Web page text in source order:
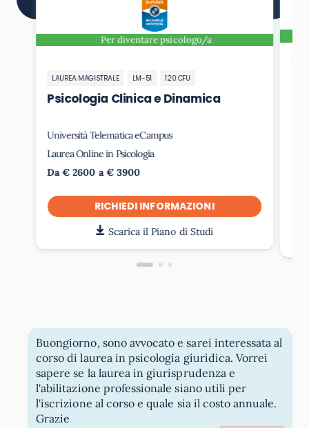
Per diventare psicologo/a
LAUREA MAGISTRALE LM-51 120 CFU
Psicologia Clinica e Dinamica
Università Telematica eCampus
Laurea Online in Psicologia
Da € 2600 a € 3900
RICHIEDI INFORMAZIONI
Scarica il Piano di Studi
Da
Buongiorno, sono avvocato e sarei interessata al
corso di laurea in psicologia giuridica. Vorrei
sapere se la laurea in giurisprudenza e
l'abilitazione professionale siano utili per
l'iscrizione al corso e quale sia il costo annuale.
Grazie